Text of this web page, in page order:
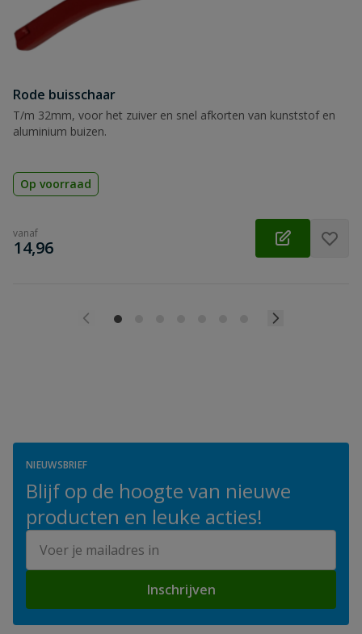
Rode buisschaar
T/m 32mm, voor het zuiver en snel afkorten van kunststof en
aluminium buizen.
Op voorraad
vanaf
€
14,96
NIEUWSBRIEF
Blijf op de hoogte van nieuwe
producten en leuke acties!
Inschrijven